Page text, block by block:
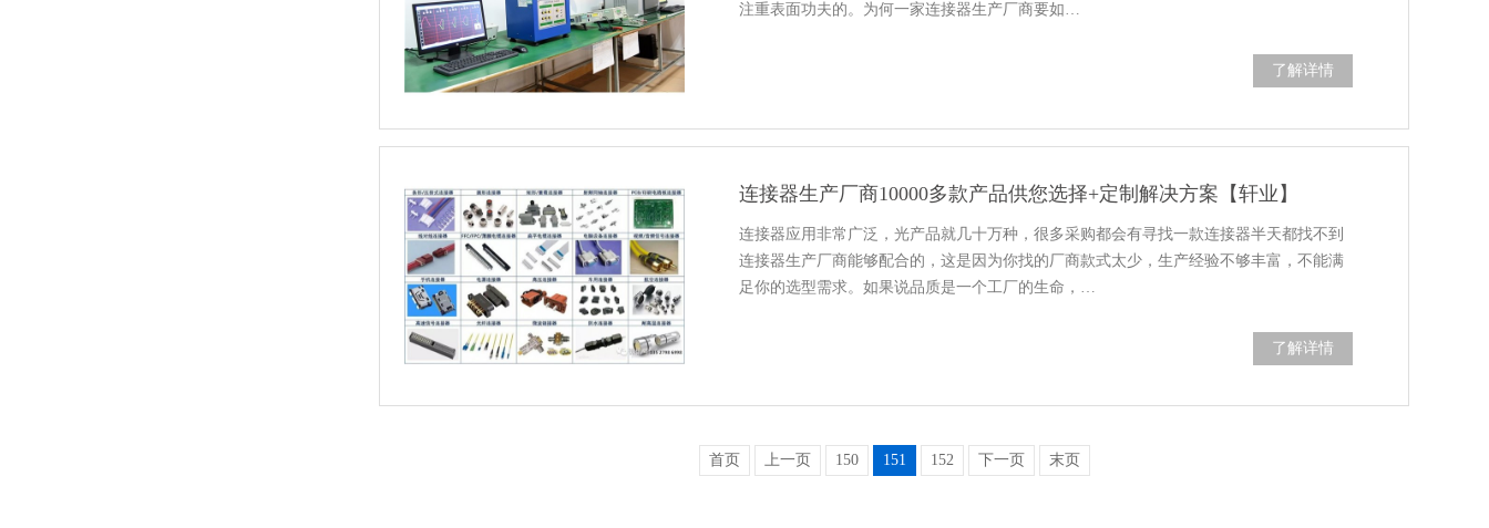
注重表面功夫的。为何一家连接器生产厂商要如…
了解详情
连接器生产厂商10000多款产品供您选择+定制解决方案【轩业】
连接器应用非常广泛，光产品就几十万种，很多采购都会有寻找一款连接器半天都找不到
连接器生产厂商能够配合的，这是因为你找的厂商款式太少，生产经验不够丰富，不能满
足你的选型需求。如果说品质是一个工厂的生命，…
了解详情
首页 上一页 150 151 152 下一页 末页